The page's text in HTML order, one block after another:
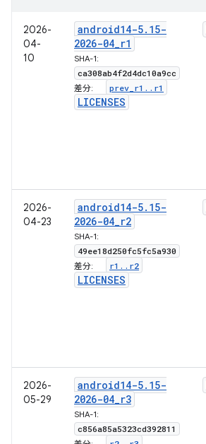
2026-
04-
10
android14-5. 15-
2026-04_r1
SHA-1:
ca308ab4f2d4dc10a9cc
差分: prev r1 . . r1
LICENSES
2026-
04-23
android14-5. 15-
2026-04_r2
SHA-1:
49ee18d250fc5fc5a930
差分: r1 . . r2
LICENSES
2026-
05-29
android14-5. 15-
2026-04_r3
SHA-1:
c856a85a5323cd392811